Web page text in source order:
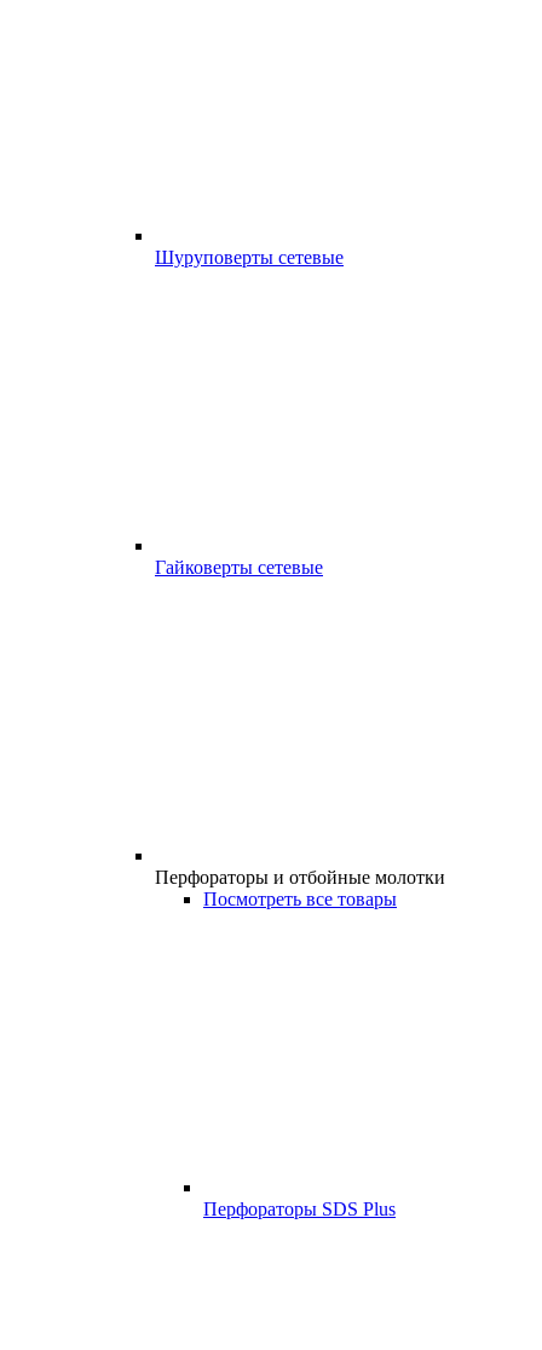
Шуруповерты сетевые
Гайковерты сетевые
Перфораторы и отбойные молотки
Посмотреть все товары
Перфораторы SDS Plus